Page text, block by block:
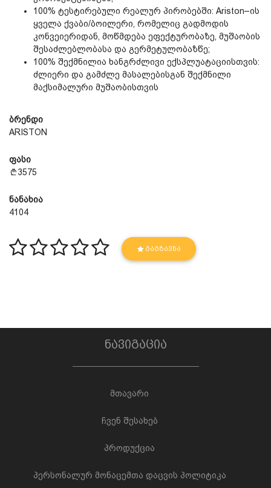
100% ტესტირებული რეალურ პირობებში: Ariston–ის
ყველა ქვაბი/ბოილერი, რომელიც გადმოდის
კონვეიერიდან, მოწმდება ეფექტურობაზე, მუშაობის
შესაძლებლობასა და გერმეტულობაზწე;
100% შექმნილია ხანგრძლივი ექსპლუატაციისთვის:
ძლიერი და გამძლე მასალებისგან შექმნილი
მაქსიმალური მუშაობისთვის
ბრენდი
ARISTON
ფასი
3575
ნანახია
4104
ᲒᲐᲒᲖᲐᲕᲜᲐ
ნავიგაცია
მთავარი
ჩვენ შესახებ
პროდუქცია
პერსონალურ მონაცემთა დაცვის პოლიტიკა